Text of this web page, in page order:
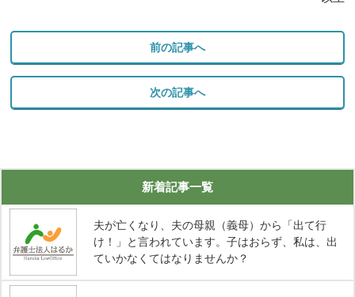
前の記事へ
次の記事へ
新着記事一覧
夫が亡くなり、夫の母親（義母）から「出て行
け！」と言われています。子はおらず、私は、出
ていかなくてはなりませんか？